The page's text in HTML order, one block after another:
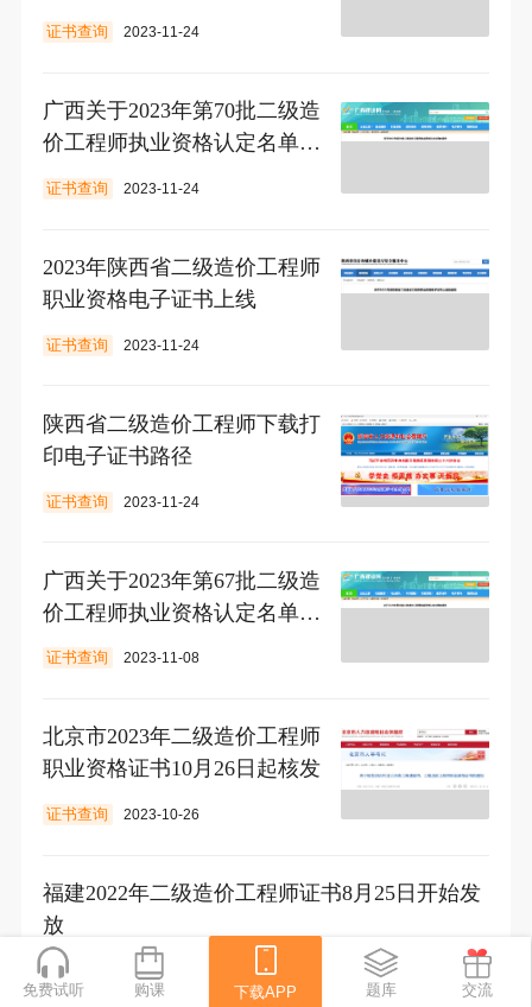
通告
证书查询 2023-11-24
广西关于2023年第70批二级造
价工程师执业资格认定名单的
通告
证书查询 2023-11-24
2023年陕西省二级造价工程师
职业资格电子证书上线
证书查询 2023-11-24
陕西省二级造价工程师下载打
印电子证书路径
证书查询 2023-11-24
广西关于2023年第67批二级造
价工程师执业资格认定名单的
通告
证书查询 2023-11-08
北京市2023年二级造价工程师
职业资格证书10月26日起核发
证书查询 2023-10-26
福建2022年二级造价工程师证书8月25日开始发
放
证书查询 2023-08-24
下载APP
免费试听 购课 下载APP 题库 交流